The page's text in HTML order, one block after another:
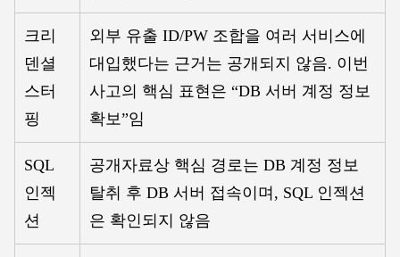
크리
덴셜
스터
핑
외부 유출 ID/PW 조합을 여러 서비스에
대입했다는 근거는 공개되지 않음. 이번
사고의 핵심 표현은 “DB 서버 계정 정보
확보”임
SQL
인젝
션
공개자료상 핵심 경로는 DB 계정 정보
탈취 후 DB 서버 접속이며, SQL 인젝션
은 확인되지 않음